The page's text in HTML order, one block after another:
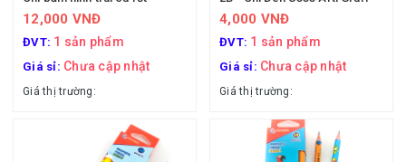
12,000 VNĐ
ĐVT: 1 sản phẩm
Giá sỉ: Chưa cập nhật
Giá thị trường:
4,000 VNĐ
ĐVT: 1 sản phẩm
Giá sỉ: Chưa cập nhật
Giá thị trường: